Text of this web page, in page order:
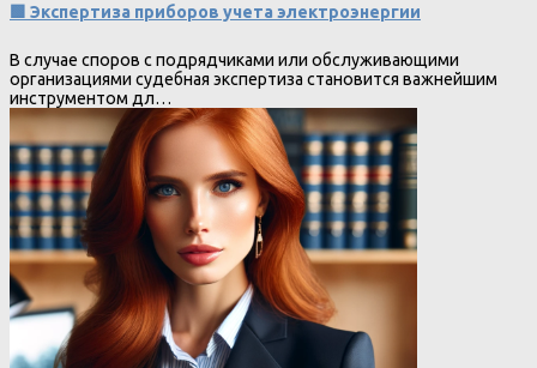
🟩 Экспертиза приборов учета электроэнергии
В случае споров с подрядчиками или обслуживающими
организациями судебная экспертиза становится важнейшим
инструментом дл…